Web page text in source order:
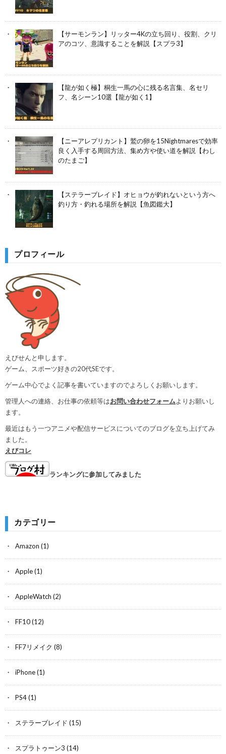
【サーモンラン】リッター4Kの立ち回り、役割、クリ
アのコツ、意識することを解説【スプラ3】
【龍が如く極】桐生一馬の心に残る名言集、名セリ
フ、名シーン10選【龍が如く1】
【ニーアレプリカント】鷲の卵を15Nightmaresで効率
良く入手する周回方法、集め方や使い道を解説【わし
のたまご】
【ステラーブレイド】オヒョウが釣れないという方へ
釣り方・釣れる場所を解説【魚図鑑大】
プロフィール
えびせんと申します。
ゲーム、スポーツ好きの20代SEです。
ゲーム中心でよく記事を書いていますのでよろしくお願いします。
管理人への連絡、お仕事の依頼等はお問い合わせフォームよりお願いし
ます。
最近はもう一つアニメや配信サービスについてのブログを立ち上げてみ
ました。
えびコレ
ランキングに参加してみました
カテゴリー
Amazon (1)
Apple(1)
AppleWatch (2)
FF10(12)
FF7リメイク (8)
iPhone(1)
PS4(1)
ステラーブレイド (15)
スプラトゥーン3 (14)